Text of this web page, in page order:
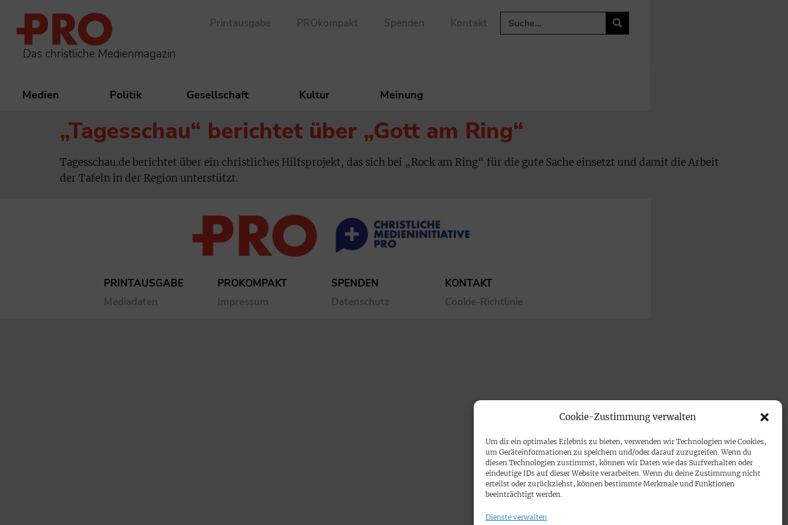
Cookie-Zustimmung verwalten
Um dir ein optimales Erlebnis zu bieten, verwenden wir Technologien wie Cookies,
um Geräteinformationen zu speichern und/oder darauf zuzugreifen. Wenn du
diesen Technologien zustimmst, können wir Daten wie das Surfverhalten oder
eindeutige IDs auf dieser Website verarbeiten. Wenn du deine Zustimmung nicht
erteilst oder zurückziehst, können bestimmte Merkmale und Funktionen
beeinträchtigt werden.
Dienste verwalten
Das christliche Medienmagazin
Printausgabe PROkompakt Spenden Kontakt
Medien Politik Gesellschaft Kultur Meinung
„Tagesschau“ berichtet über „Gott am Ring“
Tagesschau.de berichtet über ein christliches Hilfsprojekt, das sich bei „Rock am Ring“ für die gute Sache einsetzt und damit die Arbeit
der Tafeln in der Region unterstützt.
PRINTAUSGABE
Mediadaten
PROKOMPAKT
Impressum
SPENDEN
Datenschutz
KONTAKT
Cookie-Richtlinie